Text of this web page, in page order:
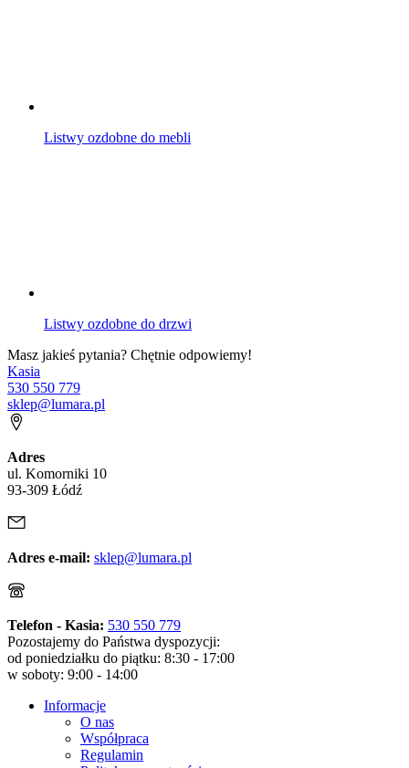
Listwy ozdobne do mebli
Listwy ozdobne do drzwi
Masz jakieś pytania? Chętnie odpowiemy!
Kasia
530 550 779
sklep@lumara.pl
Adres
ul. Komorniki 10
93-309 Łódź
Adres e-mail: sklep@lumara.pl
Telefon - Kasia: 530 550 779
Pozostajemy do Państwa dyspozycji:
od poniedziałku do piątku: 8:30 - 17:00
w soboty: 9:00 - 14:00
Informacje
O nas
Współpraca
Regulamin